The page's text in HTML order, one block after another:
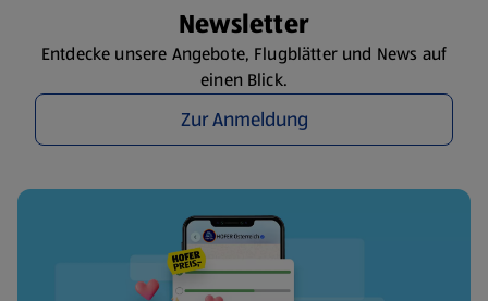
Newsletter
Entdecke unsere Angebote, Flugblätter und News auf
einen Blick.
Zur Anmeldung